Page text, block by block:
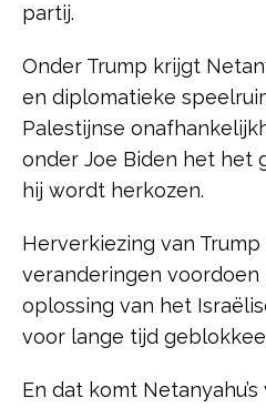
partij.
Onder Trump krijgt
en diplomatieke
Palestijnse
onder Joe Biden het het
hij wordt herkozen.
Herverkiezing van
veranderingen voordoen
oplossing van het
voor lange tijd
En dat komt